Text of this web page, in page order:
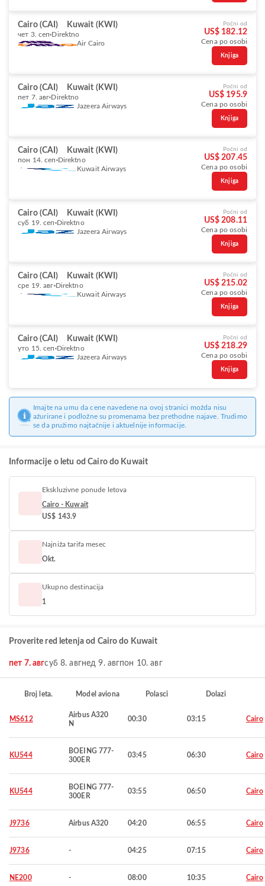
Cairo (CAI) Kuwait (KWI)
чет 3. сеп Direktno
Air Cairo
Počni od
US$ 182.12
Cena po osobi
Knjiga
Cairo (CAI) Kuwait (KWI)
пет 7. авг Direktno
Jazeera Airways
Počni od
US$ 195.9
Cena po osobi
Knjiga
Cairo (CAI) Kuwait (KWI)
пон 14. сеп Direktno
Kuwait Airways
Počni od
US$ 207.45
Cena po osobi
Knjiga
Cairo (CAI) Kuwait (KWI)
суб 19. сеп Direktno
Jazeera Airways
Počni od
US$ 208.11
Cena po osobi
Knjiga
Cairo (CAI) Kuwait (KWI)
сре 19. авг Direktno
Kuwait Airways
Počni od
US$ 215.02
Cena po osobi
Knjiga
Cairo (CAI) Kuwait (KWI)
уто 15. сеп Direktno
Jazeera Airways
Počni od
US$ 218.29
Cena po osobi
Knjiga
Imajte na umu da cene navedene na ovoj stranici možda nisu
ažurirane i podložne su promenama bez prethodne najave. Trudimo
se da pružimo najtačnije i aktuelnije informacije.
Informacije o letu od Cairo do Kuwait
Ekskluzivne ponude letova
Cairo - Kuwait
US$ 143.9
Najniža tarifa mesec
Okt.
Ukupno destinacija
1
Proverite red letenja od Cairo do Kuwait
пет 7. авгсуб 8. авгнед 9. авгпон 10. авг
Broj leta. Model aviona Polasci Dolazi
MS612
Airbus A320
N
00:30 03:15 Cairo
KU544
BOEING 777-
300ER
03:45 06:30 Cairo
KU544
BOEING 777-
300ER
03:55 06:50 Cairo
J9736 Airbus A320 04:20 06:55 Cairo
J9736 - 04:25 07:15 Cairo
NE200 - 08:00 10:35 Cairo